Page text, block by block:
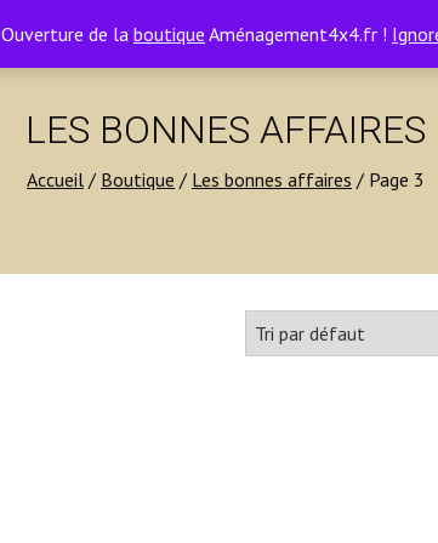
Ouverture de la boutique Aménagement4x4.fr !
LES BONNES AFFAIRES
Accueil / Boutique / Les bonnes affaires / Page 3